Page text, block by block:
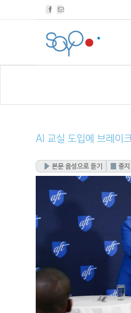
Facebook
AI 교실 도입에 브레이
본문 음성으로 듣기 중지